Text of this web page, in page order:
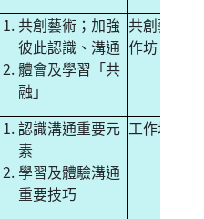
共創藝術；加強
彼此認識、溝通
體會及學習「共
融」
共創藝術工
作坊
認識溝通重要元
素
學習及體驗溝通
重要技巧
工作坊